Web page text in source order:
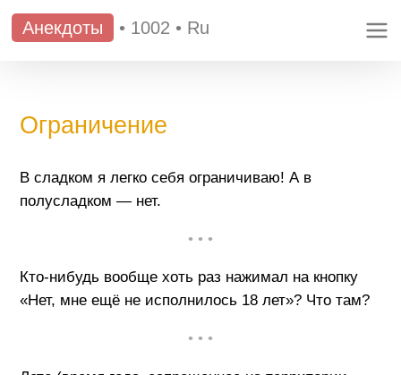
Анекдоты • 1002 • Ru
Ограничение
В сладком я легко себя ограничиваю! А в
полусладком — нет.
• • •
Кто-нибудь вообще хоть раз нажимал на кнопку
«Нет, мне ещё не исполнилось 18 лет»? Что там?
• • •